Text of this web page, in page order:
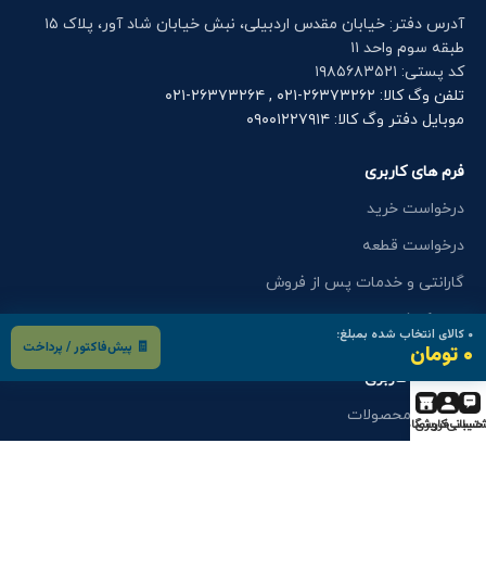
۰ کالای انتخاب شده بمبلغ:
۰ تومان 🧾 پیش‌فاکتور / پرداخت
آدرس دفتر: خیابان مقدس اردبیلی، نبش خیابان شاد آور، پلاک ۱۵
طبقه سوم واحد ۱۱
کد پستی: ۱۹۸۵۶۸۳۵۲۱
تلفن وگ کالا: ۲۶۳۷۳۲۶۲-۰۲۱ , ۲۶۳۷۳۲۶۴-۰۲۱
موبایل دفتر وگ کالا: ۰۹۰۰۱۲۲۷۹۱۴
فرم های کاربری
درخواست خرید
درخواست قطعه
گارانتی و خدمات پس از فروش
اعزام کارشناس
فرم های کاربری
کاتالوگ محصولات
حساب کاربری
فروشگاه